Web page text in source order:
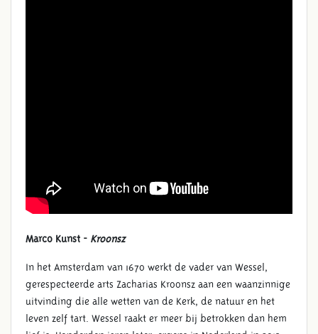
Marco Kunst - Kroonsz
In het Amsterdam van 1670 werkt de vader van Wessel,
gerespecteerde arts Zacharias Kroonsz aan een waanzinnige
uitvinding die alle wetten van de Kerk, de natuur en het
leven zelf tart. Wessel raakt er meer bij betrokken dan hem